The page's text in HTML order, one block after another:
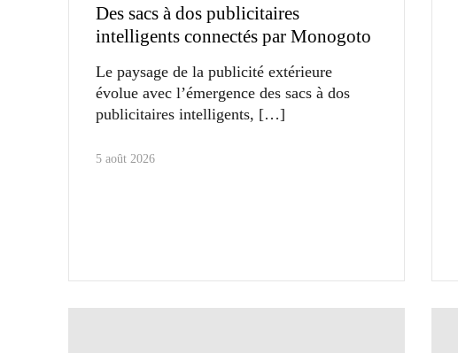
Des sacs à dos publicitaires
intelligents connectés par Monogoto
Le paysage de la publicité extérieure
évolue avec l’émergence des sacs à dos
publicitaires intelligents,
5 août 2026